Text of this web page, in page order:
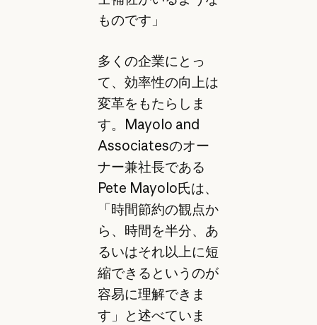
ものです」
多くの企業にとっ
て、効率性の向上は
変革をもたらしま
す。Mayolo and
Associatesのオー
ナー兼社長である
Pete Mayolo氏は、
「時間節約の観点か
ら、時間を半分、あ
るいはそれ以上に短
縮できるというのが
容易に理解できま
す」と述べていま